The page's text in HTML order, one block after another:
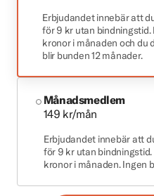
Erbjudandet innebär att
för 9 kr utan bindningstid.
kronor i månaden och du
blir bunden 12 månader.
Månadsmedlem
149 kr/mån
Erbjudandet innebär att
för 9 kr utan
kronor i månaden. Ingen